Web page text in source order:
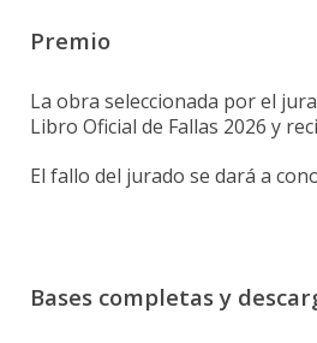
Premio
La obra seleccionada por el
Libro Oficial de Fallas 2026 y r
El fallo del jurado se dará a
Bases completas y